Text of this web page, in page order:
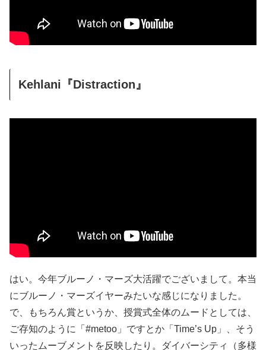
Kehlani『Distraction』
はい。今年ブルーノ・マーズ大活躍でございまして。本当
にブルーノ・マーズイヤーみたいな感じになりました。
で、もちろん賞というか、授賞式全体のムードとしては、
ご存知のように「#metoo」ですとか「Time’s Up」、そう
いったムーブメントを反映したり。ダイバーシティ（多様